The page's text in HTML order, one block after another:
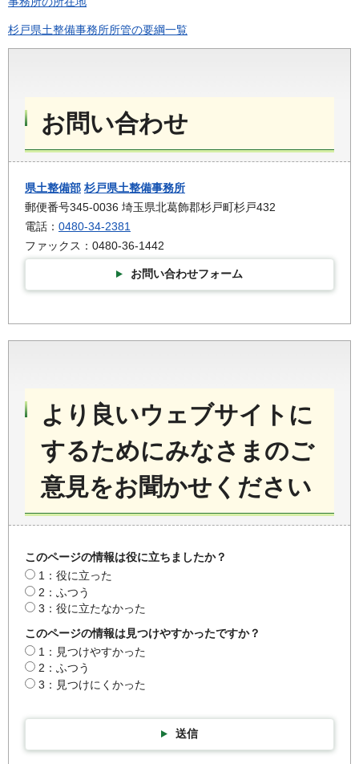
杉戸県土整備事務所所管の要綱一覧
お問い合わせ
県土整備部 杉戸県土整備事務所
郵便番号345-0036 埼玉県北葛飾郡杉戸町杉戸432
電話： 0480-34-2381
ファックス：0480-36-1442
お問い合わせフォーム
より良いウェブサイトに
するためにみなさまのご
意見をお聞かせください
このページの情報は役に立ちましたか？
1：役に立った
2：ふつう
3：役に立たなかった
このページの情報は見つけやすかったですか？
1：見つけやすかった
2：ふつう
3：見つけにくかった
送信